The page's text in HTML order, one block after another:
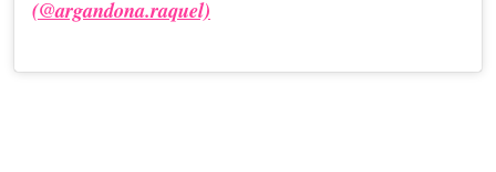
(@argandona.raquel)